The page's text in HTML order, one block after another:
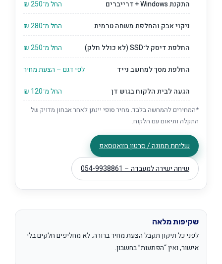
התקנת Windows + דרייברים החל מ־250 ₪
ניקוי אבק והחלפת משחה טרמית החל מ־280 ₪
החלפת דיסק ל־SSD (לא כולל חלק) החל מ־250 ₪
החלפת מסך למחשב נייד לפי דגם – הצעת מחיר
הגעה לבית הלקוח בגוש דן החל מ־120 ₪
*המחירים להמחשה בלבד. מחיר סופי יינתן לאחר אבחון מדויק של
התקלה ותיאום עם הלקוח.
שליחת תמונה / סרטון בוואטסאפ
שיחה ישירה למעבדה – 054-9938861
שקיפות מלאה
לפני כל תיקון תקבל הצעת מחיר ברורה. לא מחליפים חלקים בלי
אישור, ואין “הפתעות” בחשבון.